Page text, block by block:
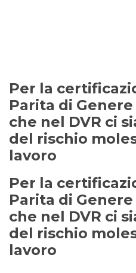
Corsi
Contattaci
Blog e Info
FAQ
Per la
Parita di
che nel DVR ci
del rischio
lavoro
Per la
Parita di
che nel DVR ci
del rischio
lavoro